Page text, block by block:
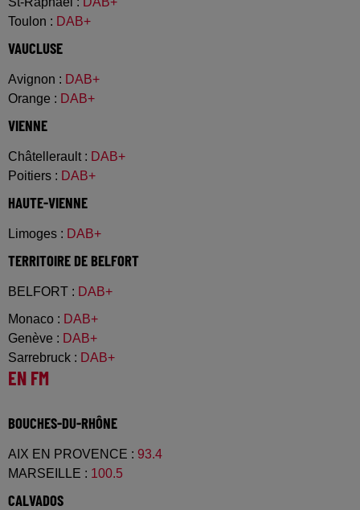
Toulon : DAB+
VAUCLUSE
Avignon : DAB+
Orange : DAB+
VIENNE
Châtellerault: DAB+
Poitiers : DAB+
HAUTE-VIENNE
Limoges : DAB+
TERRITOIRE DE BELFORT
BELFORT : DAB+
Monaco : DAB+
Genève : DAB+
Sarrebruck : DAB+
EN FM
BOUCHES-DU-RHÔNE
AIX EN PROVENCE : 93.4
MARSEILLE : 100.5
CALVADOS